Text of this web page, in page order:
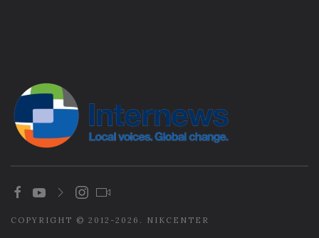
COPYRIGHT © 2012-2026. NIKCENTER